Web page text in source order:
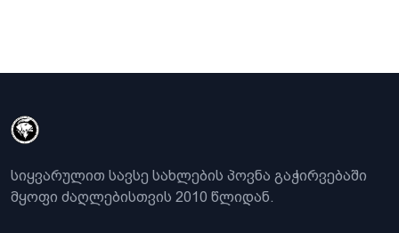
სიყვარულით სავსე სახლების პოვნა გაჭირვებაში
მყოფი ძაღლებისთვის 2010 წლიდან.